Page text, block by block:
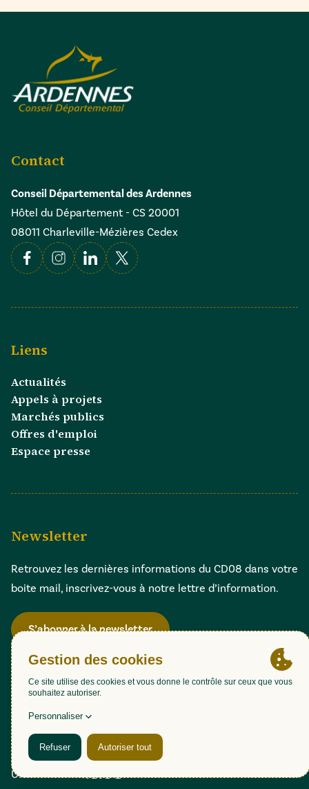
Contact
Conseil Départemental des Ardennes
Hôtel du Département - CS 20001
08011 Charleville-Mézières Cedex
FacebookInstagramLinkedin
X
Liens
Actualités
Appels à projets
Marchés publics
Offres d'emploi
Espace presse
Newsletter
Retrouvez les dernières informations du CD08 dans votre
boite mail, inscrivez-vous à notre lettre d’information.
S’abonner à la newsletter
Gestion des cookies
Accessibilité : partiellement conforme (98,51%)
Mentions légales
Politique de confidentialité
Plan du site
Une création